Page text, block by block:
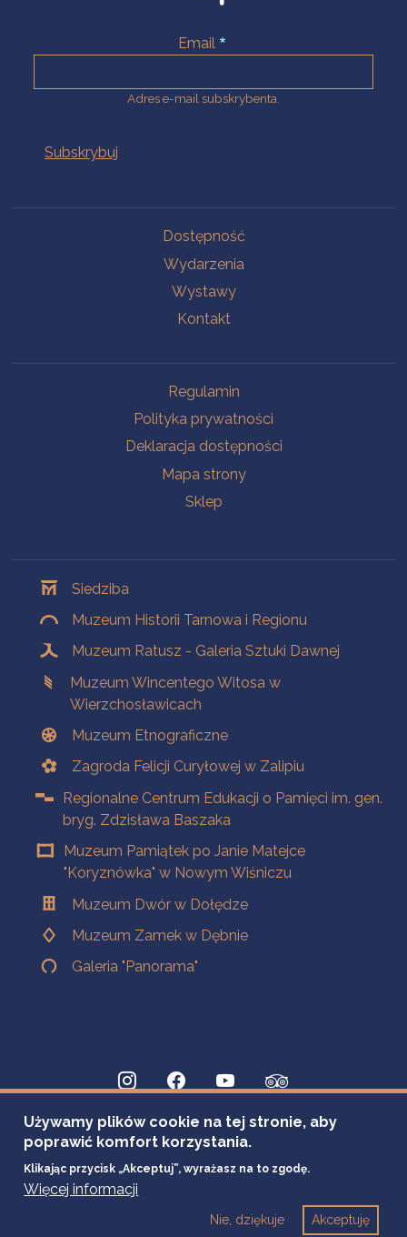
Email
Adres e-mail subskrybenta.
Dostępność
Wydarzenia
Wystawy
Kontakt
Regulamin
Polityka prywatności
Deklaracja dostępności
Mapa strony
Sklep
Siedziba
Muzeum Historii Tarnowa i Regionu
Muzeum Ratusz - Galeria Sztuki Dawnej
Muzeum Wincentego Witosa w
Wierzchosławicach
Muzeum Etnograficzne
Zagroda Felicji Curyłowej w Zalipiu
Regionalne Centrum Edukacji o Pamięci im. gen.
bryg. Zdzisława Baszaka
Muzeum Pamiątek po Janie Matejce
"Koryznówka" w Nowym Wiśniczu
Muzeum Dwór w Dołędze
Muzeum Zamek w Dębnie
Galeria "Panorama"
Używamy plików cookie na tej stronie, aby
poprawić komfort korzystania.
Klikając przycisk „Akceptuj”, wyrażasz na to zgodę.
Więcej informacji
Akceptuję
Nie, dziękuje